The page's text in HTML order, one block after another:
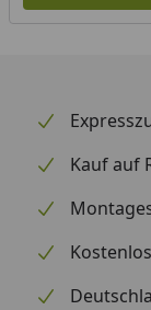
Kauf auf